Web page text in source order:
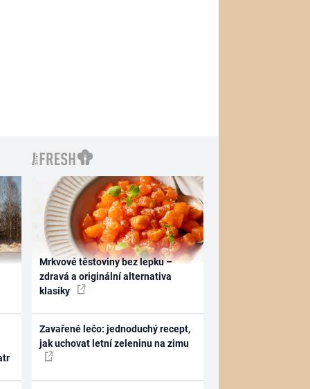
Mrkvové těstoviny bez lepku –
zdravá a originální alternativa
klasiky
Zavařené lečo: jednoduchý recept,
jak uchovat letní zeleninu na zimu